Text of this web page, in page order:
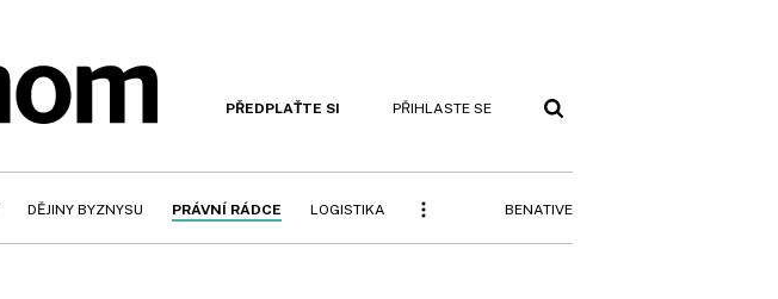
PŘEDPLAŤTE SI PŘIHLASTE SE
DĚJINY BYZNYSU PRÁVNÍ RÁDCE LOGISTIKA BENATIVE